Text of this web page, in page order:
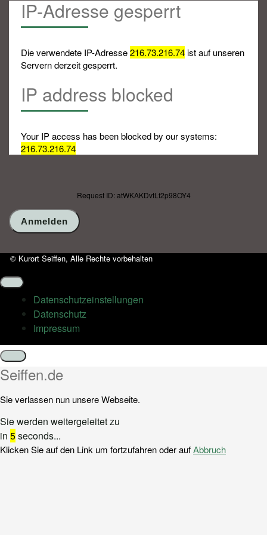
IP-Adresse gesperrt
Die verwendete IP-Adresse216.73.216.74ist auf unseren
Servern derzeit gesperrt.
IP address blocked
Your IP access has been blocked by our systems:
216.73.216.74
Request ID: atWKAKDvtLf2p98OY4
© Kurort Seiffen, Alle Rechte vorbehalten
Datenschutz­einstellungen
Datenschutz
Impressum
Schließen
Seiffen.de
Sie verlassen nun unsere Webseite.
Sie werden weitergeleitet zu
in 5seconds...
Klicken Sie auf den Link um fortzufahren oder aufAbbruch